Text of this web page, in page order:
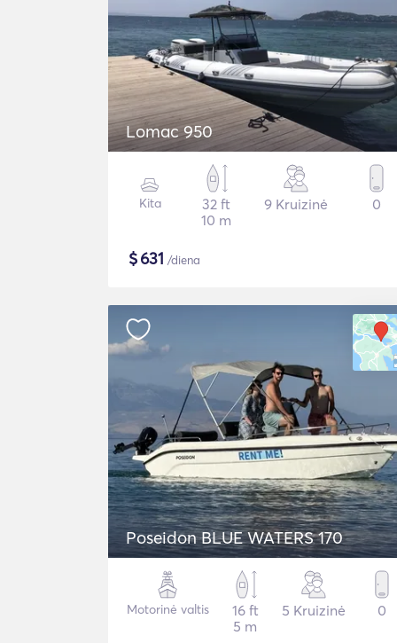
Lomac 950
Kita
32 ft
10 m
9 Kruizinė 0
$631 /diena
Poseidon BLUE WATERS 170
Motorinė valtis
16 ft
5 m
5 Kruizinė 0